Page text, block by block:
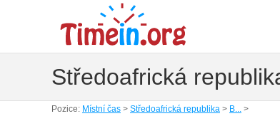
Středoafrická
Pozice: Místní čas > Středoafrická republika > B... >